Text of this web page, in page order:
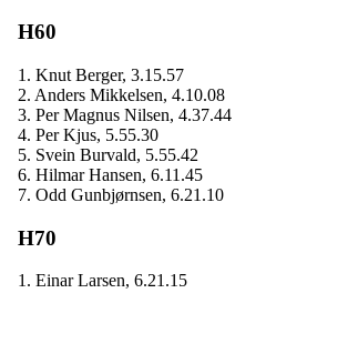
H60
1. Knut Berger, 3.15.57
2. Anders Mikkelsen, 4.10.08
3. Per Magnus Nilsen, 4.37.44
4. Per Kjus, 5.55.30
5. Svein Burvald, 5.55.42
6. Hilmar Hansen, 6.11.45
7. Odd Gunbjørnsen, 6.21.10
H70
1. Einar Larsen, 6.21.15